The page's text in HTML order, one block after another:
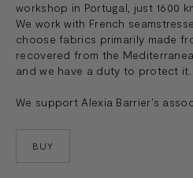
workshop in Portugal, just 1600
We work with French
choose fabrics primarily made
recovered from the
and we have a duty to protect it.
We support Alexia Barrier's
BUY